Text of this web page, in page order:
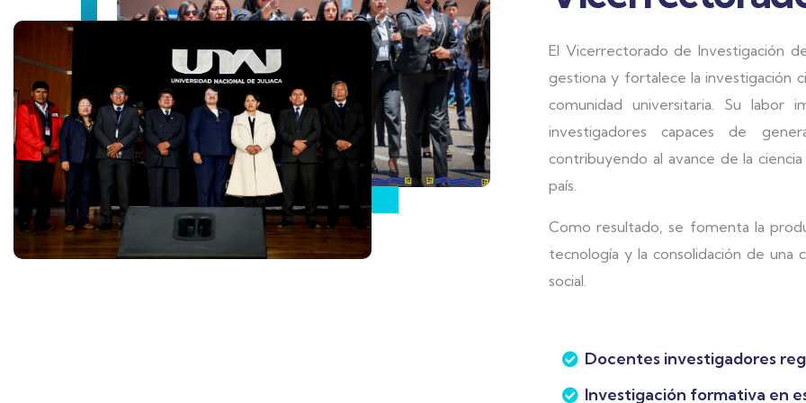
El Vicerrectorado de Investigación
gestiona y fortalece la investigación
comunidad universitaria. Su labor
investigadores capaces de
contribuyendo al avance de la
país.
Como resultado, se fomenta la
tecnología y la consolidación de una
social.
Docentes investigadores
Investigación formativa en